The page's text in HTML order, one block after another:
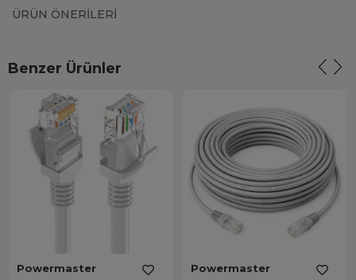
ÜRÜN ÖNERILERI
Benzer Ürünler
Powermaster Powermaster